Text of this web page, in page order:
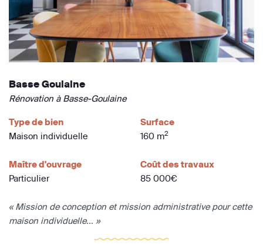
Basse Goulaine
Rénovation à Basse-Goulaine
Type de bien
Maison individuelle
Surface
160 m2
Maître d'ouvrage
Particulier
Coût des travaux
85 000€
« Mission de conception et mission administrative pour cette
maison individuelle... »